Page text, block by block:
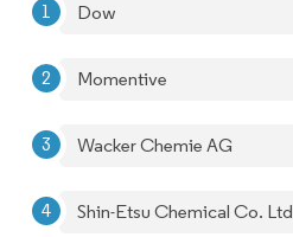
Dow
Momentive
Wacker Chemie AG
Shin-Etsu Chemical Co. Ltd